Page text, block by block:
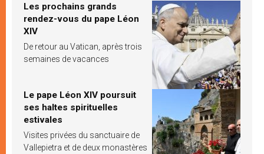
Les prochains grands
rendez-vous du pape Léon
XIV
De retour au Vatican, après trois
semaines de vacances
Le pape Léon XIV poursuit
ses haltes spirituelles
estivales
Visites privées du sanctuaire de
Vallepietra et de deux monastères